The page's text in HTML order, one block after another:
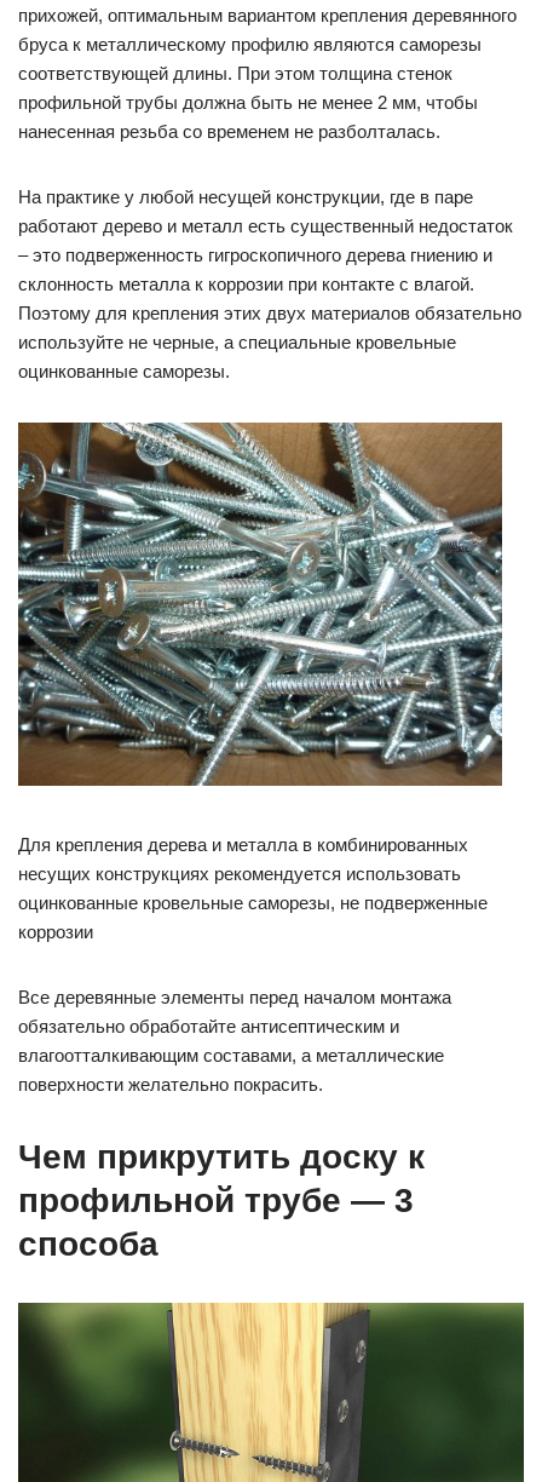
прихожей, оптимальным вариантом крепления деревянного
бруса к металлическому профилю являются саморезы
соответствующей длины. При этом толщина стенок
профильной трубы должна быть не менее 2 мм, чтобы
нанесенная резьба со временем не разболталась.
На практике у любой несущей конструкции, где в паре
работают дерево и металл есть существенный недостаток
– это подверженность гигроскопичного дерева гниению и
склонность металла к коррозии при контакте с влагой.
Поэтому для крепления этих двух материалов обязательно
используйте не черные, а специальные кровельные
оцинкованные саморезы.
Для крепления дерева и металла в комбинированных
несущих конструкциях рекомендуется использовать
оцинкованные кровельные саморезы, не подверженные
коррозии
Все деревянные элементы перед началом монтажа
обязательно обработайте антисептическим и
влагоотталкивающим составами, а металлические
поверхности желательно покрасить.
Чем прикрутить доску к
профильной трубе — 3
способа